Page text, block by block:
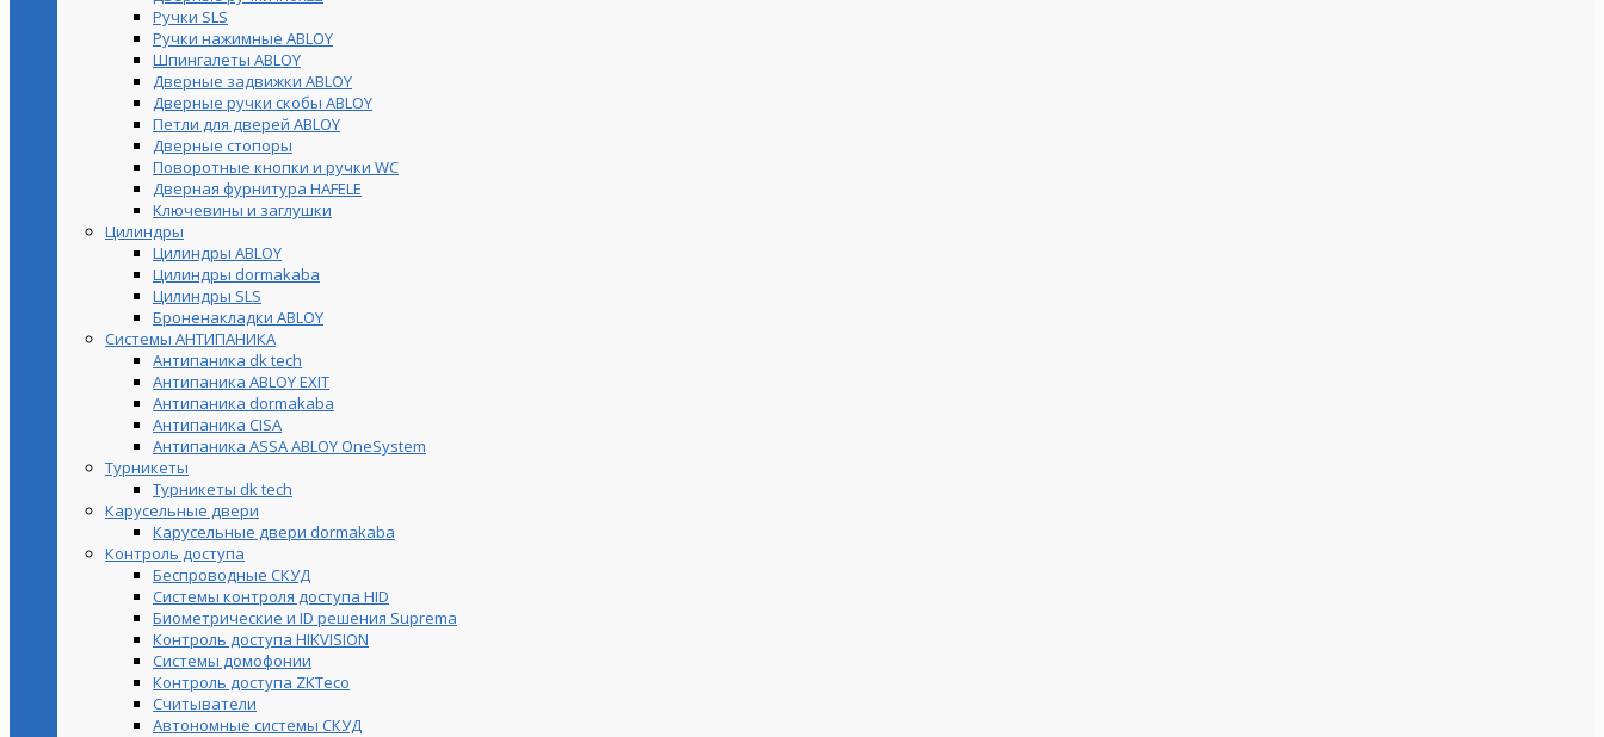
Ручки SLS
Ручки нажимные ABLOY
Шпингалеты ABLOY
Дверные задвижки ABLOY
Дверные ручки скобы ABLOY
Петли для дверей ABLOY
Дверные стопоры
Поворотные кнопки и ручки WC
Дверная фурнитура HAFELE
Ключевины и заглушки
Цилиндры
Цилиндры ABLOY
Цилиндры dormakaba
Цилиндры SLS
Броненакладки ABLOY
Системы АНТИПАНИКА
Антипаника dk tech
Антипаника ABLOY EXIT
Антипаника dormakaba
Антипаника СISA
Антипаника ASSA ABLOY OneSystem
Турникеты
Турникеты dk tech
Карусельные двери
Карусельные двери dormakaba
Контроль доступа
Беспроводные СКУД
Системы контроля доступа HID
Биометрические и ID решения Suprema
Контроль доступа HIKVISION
Системы домофонии
Контроль доступа ZKTeco
Считыватели
Автономные системы СКУД